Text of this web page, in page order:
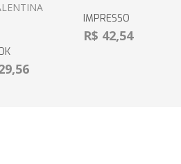
IMPRESSO
R$ 42,54